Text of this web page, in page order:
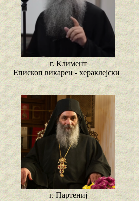
г. Климент
Епископ викарен - хераклејски
г. Партениј